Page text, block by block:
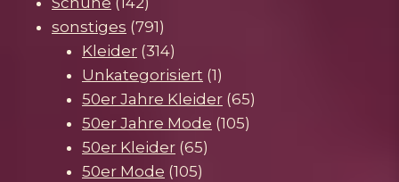
Produkte
sonstiges 791791
Produkte
Kleider 314314
Produkte
Unkategorisiert 11
Produkt
50er Jahre Kleider 6565
50er Jahre Mode 105105
50er Kleider 6565
50er Mode 105105